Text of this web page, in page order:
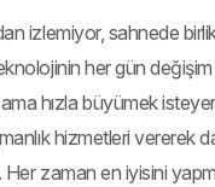
izlemiyor, sahnede
her gün
hızla büyümek
hizmetleri vererek
zaman en iyisini